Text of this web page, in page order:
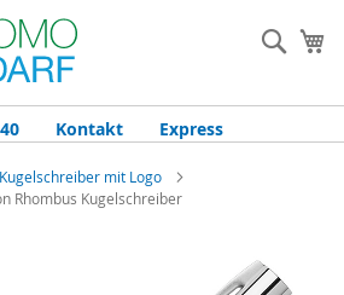
Kontakt Express
Kugelschreiber mit Logo
Rhombus Kugelschreiber